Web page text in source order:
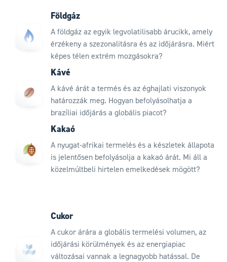
Földgáz
A földgáz az egyik legvolatilisabb árucikk, amely
érzékeny a szezonalitásra és az időjárásra. Miért
képes télen extrém mozgásokra?
Kávé
A kávé árát a termés és az éghajlati viszonyok
határozzák meg. Hogyan befolyásolhatja a
brazíliai időjárás a globális piacot?
Kakaó
A nyugat-afrikai termelés és a készletek állapota
is jelentősen befolyásolja a kakaó árát. Mi áll a
közelmúltbeli hirtelen emelkedések mögött?
Cukor
A cukor árára a globális termelési volumen, az
időjárási körülmények és az energiapiac
változásai vannak a legnagyobb hatással. De